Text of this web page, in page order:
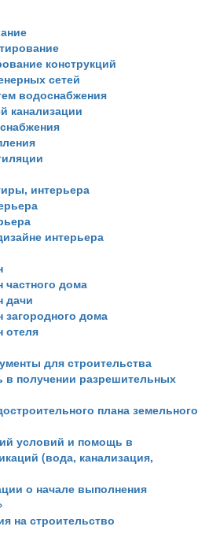
работу
строительной компании
дома
доме как отопления:
материалов, выбор
урегулирование
офиса: как удивить,
в шок своих клиентов
разрешения на
взять, куда отнести
конструкций
сетей
водоснабжения
канализации
интерьера
интерьера
дома
дачи
дома
отеля
для строительства
в получении разрешительных
плана земельного
условий и помощь в
(вода, канализация,
о начале выполнения
на строительство